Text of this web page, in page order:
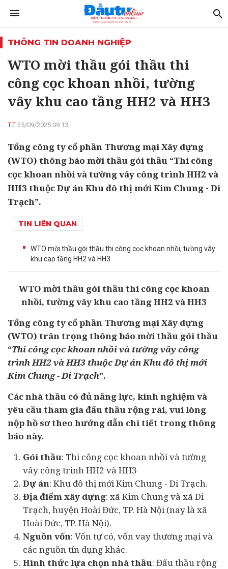
THÔNG TIN DOANH NGHIỆP
WTO mời thầu gói thầu thi
công cọc khoan nhồi, tường
vây khu cao tầng HH2 và HH3
T.T 25/09/2025 09:13
Tổng công ty cổ phần Thương mại Xây dựng
(WTO) thông báo mời thầu gói thầu “Thi công
cọc khoan nhồi và tường vây công trình HH2 và
HH3 thuộc Dự án Khu đô thị mới Kim Chung - Di
Trạch”.
TIN LIÊN QUAN
WTO mời thầu gói thầu thi công cọc khoan nhồi, tường vây
khu cao tầng HH2 và HH3
WTO mời thầu gói thầu thi công cọc khoan
nhồi, tường vây khu cao tầng HH2 và HH3
Tổng công ty cổ phần Thương mại Xây dựng
(WTO) trân trọng thông báo mời thầu gói thầu
“Thi công cọc khoan nhồi và tường vây công
trình HH2 và HH3 thuộcDự ánKhu đô thị mới
Kim Chung - Di Trạch”.
Cácnhà thầu có đủ năng lực, kinh nghiệm và
yêu cầu tham giađấu thầurộng rãi, vui lòng
nộp hồ sơ theo hướng dẫn chi tiết trong thông
báo này.
Gói thầu: Thi công cọc khoan nhồi và tường
vây công trình HH2 và HH3
Dự án: Khu đô thị mới Kim Chung - Di Trạch.
Địa điểm xây dựng: xã Kim Chung và xã Di
Trạch, huyện Hoài Đức, TP. Hà Nội (nay là xã
Hoài Đức, TP. Hà Nội).
Nguồn vốn: Vốn tự có, vốn vay thương mại và
các nguồn tín dụng khác.
Hình thức lựa chọn nhà thầu: Đấu thầu rộng